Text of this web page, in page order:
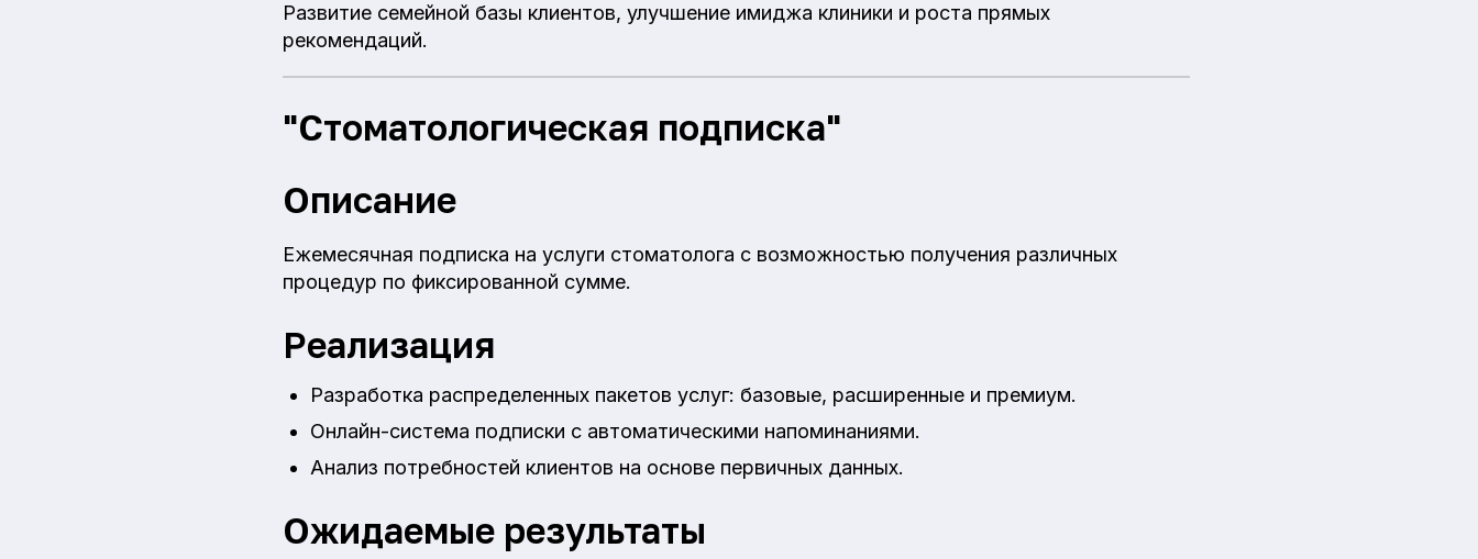
Развитие семейной базы клиентов, улучшение имиджа клиники и роста прямых
рекомендаций.
"Стоматологическая подписка"
Описание
Ежемесячная подписка на услуги стоматолога с возможностью получения различных
процедур по фиксированной сумме.
Реализация
Разработка распределенных пакетов услуг: базовые, расширенные и премиум.
Онлайн-система подписки с автоматическими напоминаниями.
Анализ потребностей клиентов на основе первичных данных.
Ожидаемые результаты